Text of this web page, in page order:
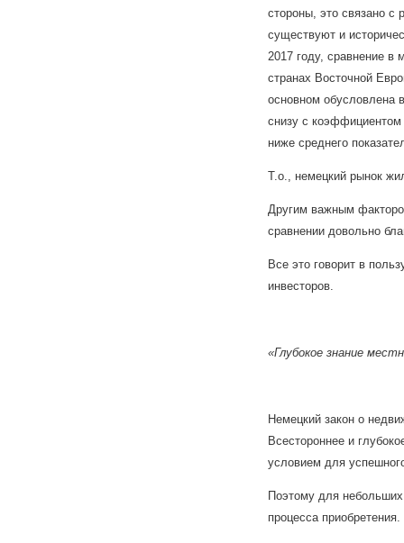
стороны, это связано с
существуют и
2017 году, сравнение
странах Восточной
основном обусловлена
снизу с
ниже среднего
Т.о., немецкий рынок
Другим важным
сравнении довольно
Все это говорит в
инвесторов.
«Глубокое знание
Немецкий закон о
Всестороннее и
условием для
Поэтому для небольших
процесса приобретения.